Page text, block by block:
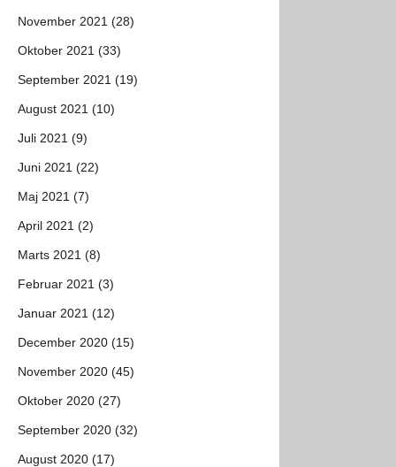
November 2021 (28)
Oktober 2021 (33)
September 2021 (19)
August 2021 (10)
Juli 2021 (9)
Juni 2021 (22)
Maj 2021 (7)
April 2021 (2)
Marts 2021 (8)
Februar 2021 (3)
Januar 2021 (12)
December 2020 (15)
November 2020 (45)
Oktober 2020 (27)
September 2020 (32)
August 2020 (17)